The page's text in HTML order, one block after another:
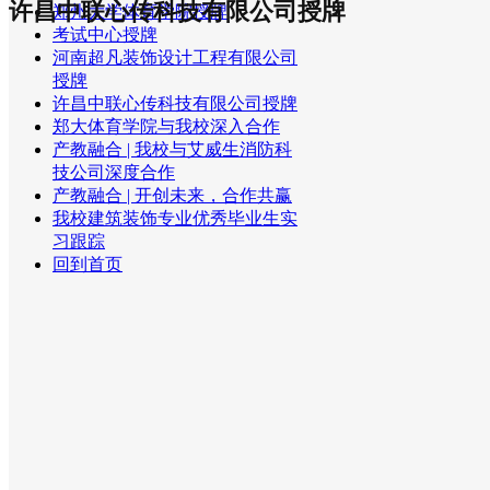
郑州大学体育学院授牌
考试中心授牌
河南超凡装饰设计工程有限公司
授牌
许昌中联心传科技有限公司授牌
郑大体育学院与我校深入合作
产教融合 | 我校与艾威生消防科
技公司深度合作
产教融合 | 开创未来，合作共赢
我校建筑装饰专业优秀毕业生实
习跟踪
回到首页
许昌中联心传科技有限公司授牌